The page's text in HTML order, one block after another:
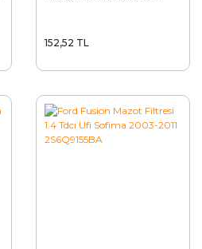
152,52 TL